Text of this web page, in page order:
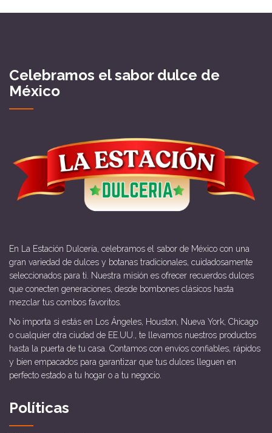
Celebramos el sabor dulce de
México
En La Estación Dulcería, celebramos el sabor de México con una
gran variedad de dulces y botanas tradicionales, cuidadosamente
seleccionados para ti. Nuestra misión es ofrecer recuerdos dulces
que conecten generaciones, desde bombones clásicos hasta
mezclar tus combos favoritos.
No importa si estás en Los Ángeles, Houston, Nueva York, Chicago
o cualquier otra ciudad de EE.UU., te llevamos nuestros productos
hasta la puerta de tu casa. Contamos con envíos confiables, rápidos
y bien empacados para garantizar que tus dulces lleguen en
perfecto estado a tu hogar o a tu negocio.
Políticas